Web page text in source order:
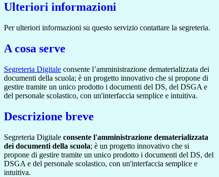
Ulteriori informazioni
Per ulteriori informazioni su questo servizio contattare la segreteria.
A cosa serve
Segreteria Digitale consente l’amministrazione dematerializzata dei
documenti della scuola; è un progetto innovativo che si propone di
gestire tramite un unico prodotto i documenti del DS, del DSGA e
del personale scolastico, con un'interfaccia semplice e intuitiva.
Descrizione breve
Segreteria Digitale consente l'amministrazione dematerializzata
dei documenti della scuola; è un progetto innovativo che si
propone di gestire tramite un unico prodotto i documenti del DS, del
DSGA e del personale scolastico, con un'interfaccia semplice e
intuitiva.